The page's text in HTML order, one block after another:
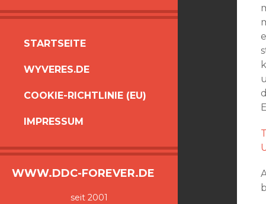
SPRINGEN
STARTSEITE
WYVERES.DE
COOKIE-RICHTLINIE (EU)
IMPRESSUM
WWW.DDC-FOREVER.DE
seit 2001